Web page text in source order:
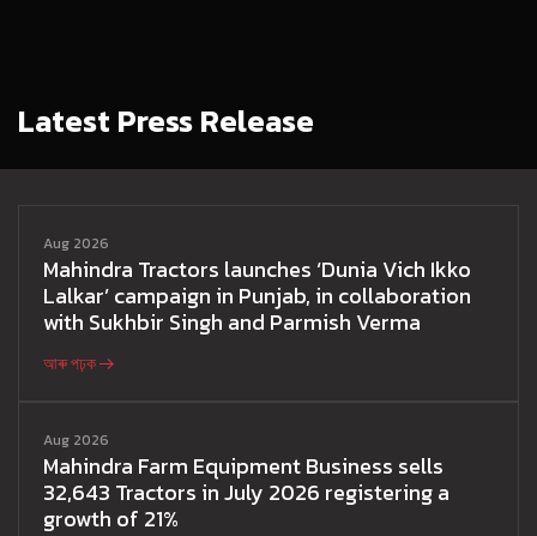
Latest Press Release
Aug 2026
Mahindra Tractors launches ‘Dunia Vich Ikko
Lalkar’ campaign in Punjab, in collaboration
with Sukhbir Singh and Parmish Verma
আৰু পঢ়ক
Aug 2026
Mahindra Farm Equipment Business sells
32,643 Tractors in July 2026 registering a
growth of 21%